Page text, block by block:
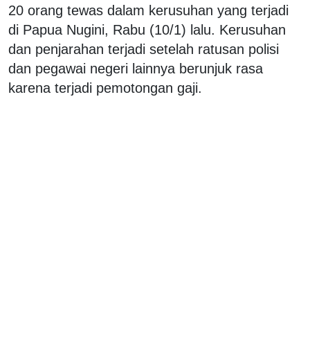
20 orang tewas dalam kerusuhan yang terjadi
di Papua Nugini, Rabu (10/1) lalu. Kerusuhan
dan penjarahan terjadi setelah ratusan polisi
dan pegawai negeri lainnya berunjuk rasa
karena terjadi pemotongan gaji.